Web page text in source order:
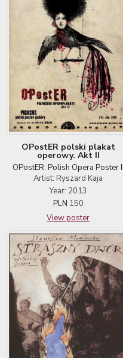
OPostER polski plakat
operowy. Akt II
OPostER. Polish Opera Poster II
Artist: Ryszard Kaja
Year: 2013
PLN 150
View poster